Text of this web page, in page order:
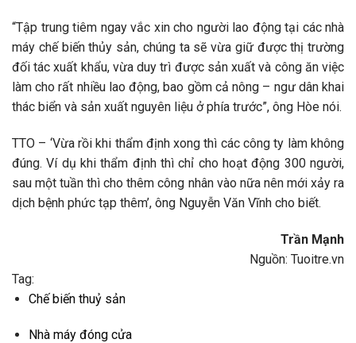
“Tập trung tiêm ngay vắc xin cho người lao động tại các nhà
máy chế biến thủy sản, chúng ta sẽ vừa giữ được thị trường
đối tác xuất khẩu, vừa duy trì được sản xuất và công ăn việc
làm cho rất nhiều lao động, bao gồm cả nông – ngư dân khai
thác biển và sản xuất nguyên liệu ở phía trước”, ông Hòe nói.
TTO – ‘Vừa rồi khi thẩm định xong thì các công ty làm không
đúng. Ví dụ khi thẩm định thì chỉ cho hoạt động 300 người,
sau một tuần thì cho thêm công nhân vào nữa nên mới xảy ra
dịch bệnh phức tạp thêm’, ông Nguyễn Văn Vĩnh cho biết.
Trần Mạnh
Nguồn: Tuoitre.vn
Tag:
Chế biến thuỷ sản
Nhà máy đóng cửa